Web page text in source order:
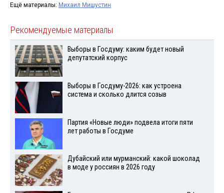
Ещё материалы: Михаил Мишустин
Рекомендуемые материалы
Выборы в Госдуму: каким будет новый
депутатский корпус
Выборы в Госдуму-2026: как устроена
система и сколько длится созыв
Партия «Новые люди» подвела итоги пяти
лет работы в Госдуме
Дубайский или мурманский: какой шоколад
в моде у россиян в 2026 году